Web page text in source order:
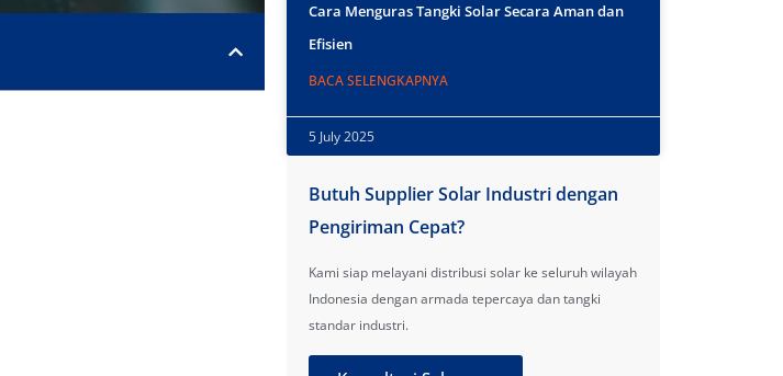
Cara Menguras Tangki Solar Secara Aman dan
Efisien
BACA SELENGKAPNYA
5 July 2025
Butuh Supplier Solar Industri dengan
Pengiriman Cepat?
Kami siap melayani distribusi solar ke seluruh wilayah
Indonesia dengan armada tepercaya dan tangki
standar industri.